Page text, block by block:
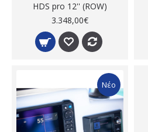
HDS pro 12'' (ROW)
3.348,00€
Νέο